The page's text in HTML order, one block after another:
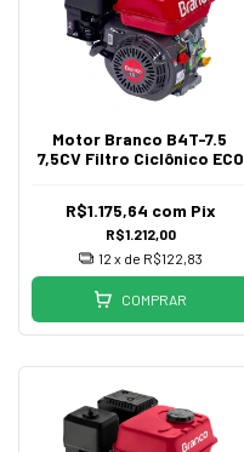
Motor Branco B4T-7.5
7,5CV Filtro Ciclônico ECO
R$1.212,00
R$1.175,64 com Pix
12 x de R$122,83
COMPRAR